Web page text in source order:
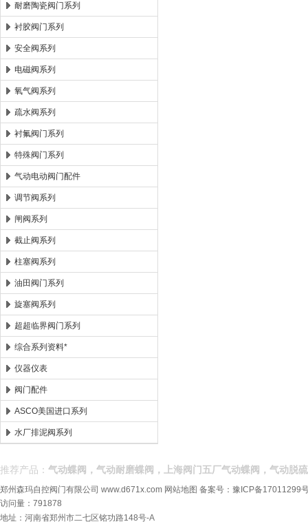
耐磨陶瓷阀门系列
衬胶阀门系列
安全阀系列
电磁阀系列
氧气阀系列
疏水阀系列
衬氟阀门系列
特殊阀门系列
气动电动阀门配件
调节阀系列
闸阀系列
截止阀系列
柱塞阀系列
油田阀门系列
旋塞阀系列
超超临界阀门系列
综合系列资料*
仪器仪表
阀门配件
ASCO美国进口系列
水厂排泥阀系列
推荐产品： 气动蝶阀，气动耐磨蝶阀，上海阀门五厂气动蝶阀，气动脱
郑州森玛自控阀门有限公司 www.d671x.com 网站地图 备案号： 豫ICP备17011299
访问量：791878
地址：河南省郑州市二七区铭功路148号-A